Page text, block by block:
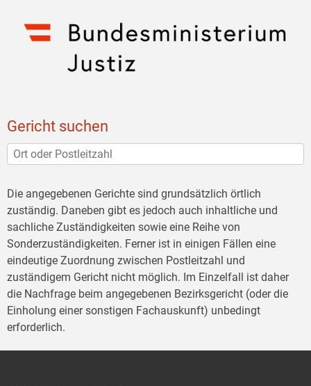
Gericht suchen
Die angegebenen Gerichte sind grundsätzlich örtlich
zuständig. Daneben gibt es jedoch auch inhaltliche und
sachliche Zuständigkeiten sowie eine Reihe von
Sonderzuständigkeiten. Ferner ist in einigen Fällen eine
eindeutige Zuordnung zwischen Postleitzahl und
zuständigem Gericht nicht möglich. Im Einzelfall ist daher
die Nachfrage beim angegebenen Bezirksgericht (oder die
Einholung einer sonstigen Fachauskunft) unbedingt
erforderlich.